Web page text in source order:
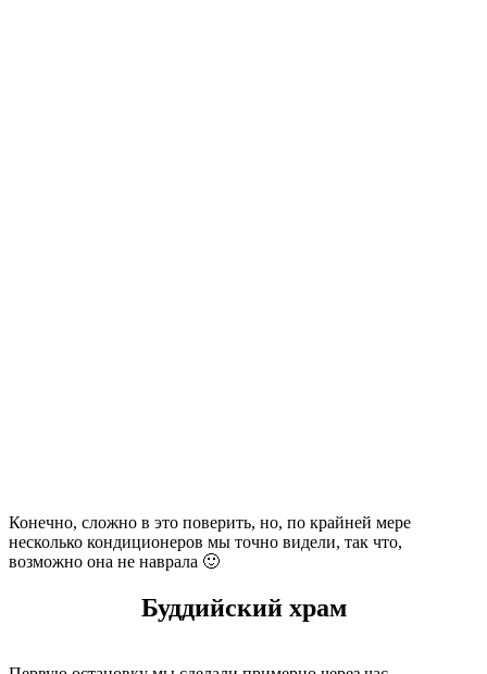
Конечно, сложно в это поверить, но, по крайней мере
несколько кондиционеров мы точно видели, так что,
возможно она не наврала 🙂
Буддийский храм